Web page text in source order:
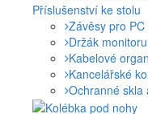
Příslušenství ke stolu
Závěsy pro PC
Držák monitoru
Kabelové
Kancelářské
Ochranné skla